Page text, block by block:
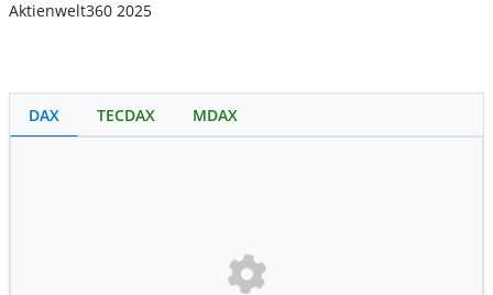
Aktienwelt360 2025
DAX TECDAX MDAX